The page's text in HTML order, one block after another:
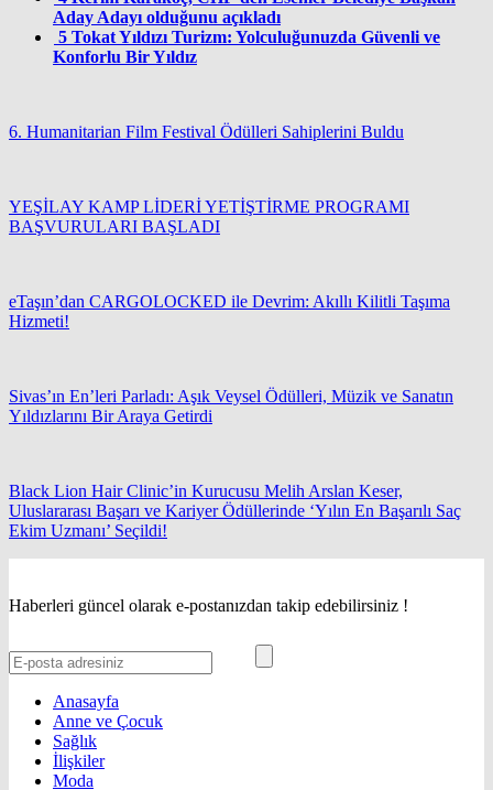
Aday Adayı olduğunu açıkladı
5 Tokat Yıldızı Turizm: Yolculuğunuzda Güvenli ve
Konforlu Bir Yıldız
6. Humanitarian Film Festival Ödülleri Sahiplerini Buldu
YEŞİLAY KAMP LİDERİ YETİŞTİRME PROGRAMI
BAŞVURULARI BAŞLADI
eTaşın’dan CARGOLOCKED ile Devrim: Akıllı Kilitli Taşıma
Hizmeti!
Sivas’ın En’leri Parladı: Aşık Veysel Ödülleri, Müzik ve Sanatın
Yıldızlarını Bir Araya Getirdi
Black Lion Hair Clinic’in Kurucusu Melih Arslan Keser,
Uluslararası Başarı ve Kariyer Ödüllerinde ‘Yılın En Başarılı Saç
Ekim Uzmanı’ Seçildi!
Haberleri güncel olarak e-postanızdan takip edebilirsiniz !
Anasayfa
Anne ve Çocuk
Sağlık
İlişkiler
Moda